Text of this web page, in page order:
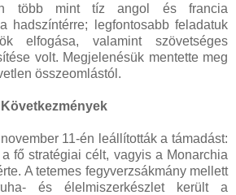
több mint tíz angol és francia
hadszíntérre; legfontosabb feladatuk
elfogása, valamint szövetséges
volt. Megjelenésük mentette meg
összeomlástól.
Következmények
11-én leállították a támadást:
fő stratégiai célt, vagyis a Monarchia
A tetemes fegyverzsákmány mellett
és élelmiszerkészlet került a